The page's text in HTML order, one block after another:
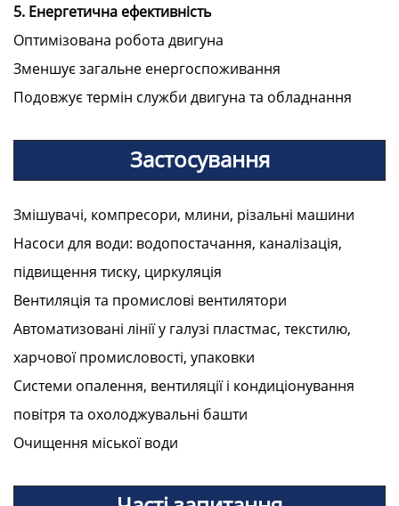
5. Енергетична ефективність
Оптимізована робота двигуна
Зменшує загальне енергоспоживання
Подовжує термін служби двигуна та обладнання
Застосування
Змішувачі, компресори, млини, різальні машини
Насоси для води: водопостачання, каналізація,
підвищення тиску, циркуляція
Вентиляція та промислові вентилятори
Автоматизовані лінії у галузі пластмас, текстилю,
харчової промисловості, упаковки
Системи опалення, вентиляції і кондиціонування
повітря та охолоджувальні башти
Очищення міської води